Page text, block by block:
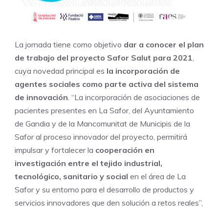
La jornada tiene como objetivo dar a conocer el plan
de trabajo del proyecto Safor Salut para 2021
cuya novedad principal es la incorporación de
agentes sociales como parte activa del sistema
de innovación . “La incorporación de asociaciones de
pacientes presentes en La Safor, del Ayuntamiento
de Gandia y de la Mancomunitat de Municipis de la
Safor al proceso innovador del proyecto, permitirá
impulsar y fortalecer la cooperación en
investigación entre el tejido industrial,
tecnológico, sanitario y social en el área de La
Safor y su entorno para el desarrollo de productos y
servicios innovadores que den solución a retos reales”,